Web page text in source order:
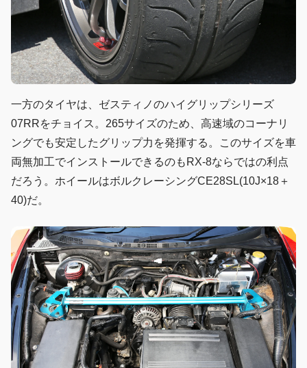
一方のタイヤは、ゼスティノのハイグリップシリーズ
07RRをチョイス。265サイズのため、高速域のコーナリ
ングでも安定したグリップ力を発揮する。このサイズを車
両無加工でインストールできるのもRX-8ならではの利点
だろう。ホイールはボルクレーシングCE28SL(10J×18＋
40)だ。